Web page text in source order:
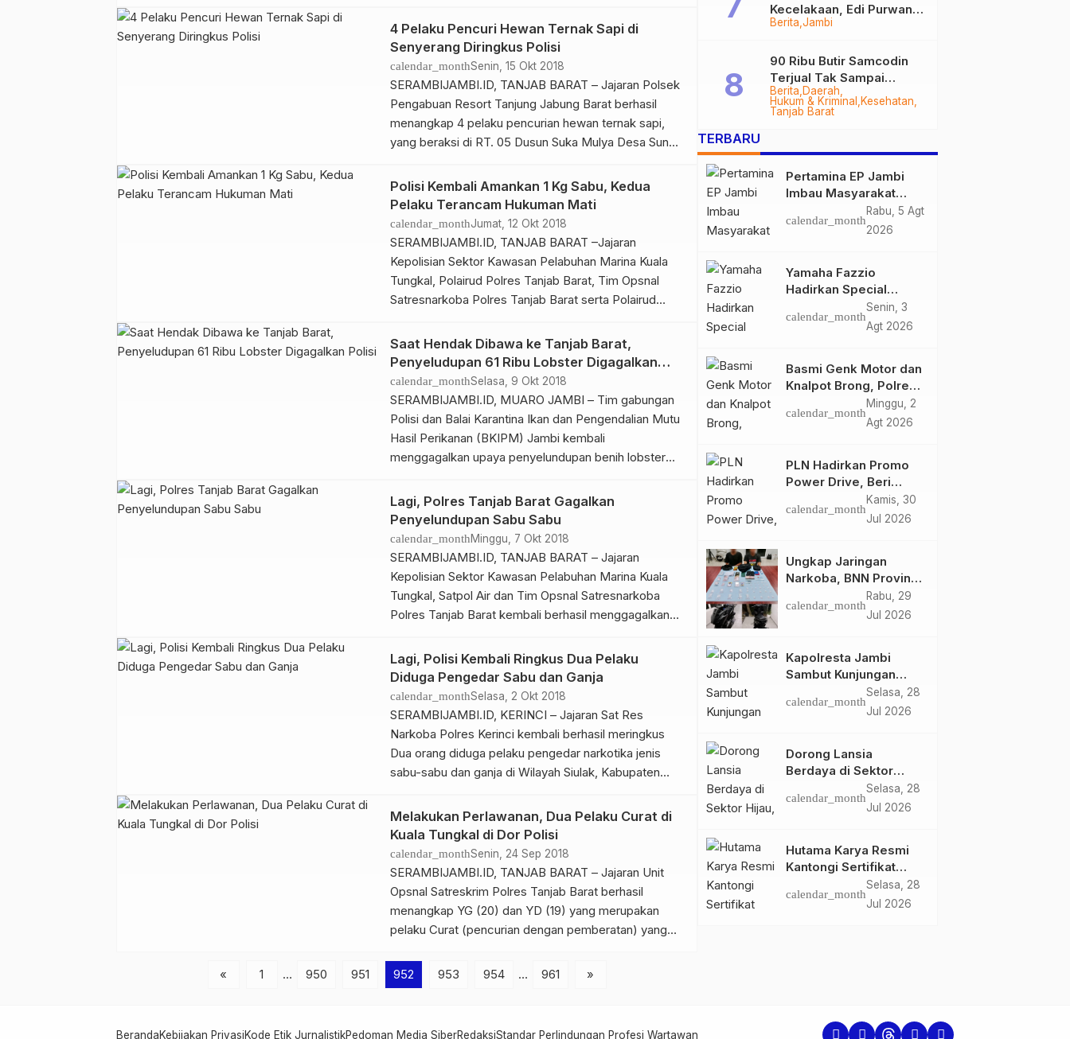
minggu (7/10/18) lalu, di Pasar Blok D Kelurahan
Pandan Jaya, Kecamatan Geragai, Kabupaten Tanjab
Timur. BACA JUGA : Mendengar Percakapan “Bos
Dapat Lagi Korban Dua […]
4 Pelaku Pencuri Hewan Ternak Sapi di
Senyerang Diringkus Polisi
calendar_monthSenin, 15 Okt 2018
SERAMBIJAMBI.ID, TANJAB BARAT – Jajaran Polsek
Pengabuan Resort Tanjung Jabung Barat berhasil
menangkap 4 pelaku pencurian hewan ternak sapi,
yang beraksi di RT. 05 Dusun Suka Mulya Desa Sungai
barat, Minggu (14/10/18). Keempat pelaku tersebut
yakni AS (23) merupakan warga KM. 04 Kelurahan
Tebing Tinggi Kecamatan Tebing Tinggi, pelaku MT
[…]
Polisi Kembali Amankan 1 Kg Sabu, Kedua
Pelaku Terancam Hukuman Mati
calendar_monthJumat, 12 Okt 2018
SERAMBIJAMBI.ID, TANJAB BARAT –Jajaran
Kepolisian Sektor Kawasan Pelabuhan Marina Kuala
Tungkal, Polairud Polres Tanjab Barat, Tim Opsnal
Satresnarkoba Polres Tanjab Barat serta Polairud
orang pelaku penyelundupan narkotika jenis sabu-
sabu yang diduga dari Malaysia, Sabtu (06/10/18)
sekira pukul 17.00 di Pelabuhan Marina Kuala Tungkal.
Kapolres Tanjab Barat AKBP ADG Sinaga, […]
Saat Hendak Dibawa ke Tanjab Barat,
Penyeludupan 61 Ribu Lobster Digagalkan
Polisi
calendar_monthSelasa, 9 Okt 2018
SERAMBIJAMBI.ID, MUARO JAMBI – Tim gabungan
Polisi dan Balai Karantina Ikan dan Pengendalian Mutu
Hasil Perikanan (BKIPM) Jambi kembali
menggagalkan upaya penyelundupan benih lobster
Lampung itu saat hendak dibawa ke perairan laut
Tanjung Jabung Barat (Tanjab Barat) Jambi menuju
Singapore. “Benih lobster itu diangkut dengan
menggunakan mobil Pick […]
Lagi, Polres Tanjab Barat Gagalkan
Penyelundupan Sabu Sabu
calendar_monthMinggu, 7 Okt 2018
SERAMBIJAMBI.ID, TANJAB BARAT – Jajaran
Kepolisian Sektor Kawasan Pelabuhan Marina Kuala
Tungkal, Satpol Air dan Tim Opsnal Satresnarkoba
Polres Tanjab Barat kembali berhasil menggagalkan
Batam, Sabtu (06/10/18) sekira pukul 17.50 di
Pelabuhan Marina Kuala Tungkal. Berdasarkan
informasi dari warga yang dihimpun serambijambi.id,
dua orang pelaku (laki laki dan perempuan, […]
Lagi, Polisi Kembali Ringkus Dua Pelaku
Diduga Pengedar Sabu dan Ganja
calendar_monthSelasa, 2 Okt 2018
SERAMBIJAMBI.ID, KERINCI – Jajaran Sat Res
Narkoba Polres Kerinci kembali berhasil meringkus
Dua orang diduga pelaku pengedar narkotika jenis
sabu-sabu dan ganja di Wilayah Siulak, Kabupaten
“Kedua orang yang ditangkap ini yakni
berinisial AH dan ES Kedua pelaku tersebut ditangkap
ditempat yang sama. Terduga pelaku ditangkap di
Desa Pasar Siulak Gedang Kecamatan Siulak
Kabupaten Kerinci. Kasat […]
Melakukan Perlawanan, Dua Pelaku Curat di
Kuala Tungkal di Dor Polisi
calendar_monthSenin, 24 Sep 2018
SERAMBIJAMBI.ID, TANJAB BARAT – Jajaran Unit
Opsnal Satreskrim Polres Tanjab Barat berhasil
menangkap YG (20) dan YD (19) yang merupakan
pelaku Curat (pencurian dengan pemberatan) yang
bertambat di gudang Ikan tepi Sungai Pengabuan,
Kelurahan Tungkal Harapan, Kecamatan Tungkal Ilir,
« 1 … 950 951 952 953 954 … 961 »
Berita Jambi
Kecelakaan, Edi Purwanto
Targetkan Jalan Lintas
2028
Berita Daerah
Hukum & Kriminal
Kesehatan
Tanjab Barat
90 Ribu Butir Samcodin
Terjual Tak Sampai
Setahun, Indra Safari
Desak Audit Menyeluruh
TERBARU
Pertamina EP Jambi
Imbau Masyarakat
Tidak Beraktivitas di
Atas Jalur Pipa Migas
calendar_month
Rabu, 5 Agt
2026
Yamaha Fazzio
Hadirkan Special
Edition Sunset Blue,
Tampilkan Nuansa
calendar_month
Senin, 3
Agt 2026
Basmi Genk Motor dan
Knalpot Brong, Polres
Tanjab Barat Amankan
Belasan Kendaraan
calendar_month
Minggu, 2
Agt 2026
PLN Hadirkan Promo
Power Drive, Beri
Diskon Tambah Daya
50% di Ajang GIIAS
calendar_month
Kamis, 30
Jul 2026
Ungkap Jaringan
Narkoba, BNN Provinsi
Jambi dan Bea Cukai
Amankan Sembilan
Gram Sabu
calendar_month
Rabu, 29
Jul 2026
Kapolresta Jambi
Sambut Kunjungan
Ketua dan Pengurus
PWI Kota Jambi
calendar_month
Selasa, 28
Jul 2026
Dorong Lansia
Berdaya di Sektor
Hijau, Pertamina EP
Jambi Gagas
calendar_month
Selasa, 28
Jul 2026
Hutama Karya Resmi
Kantongi Sertifikat
Persetujuan Laik
Fungsi Struktur
calendar_month
Selasa, 28
Jul 2026
BerandaKebijakan PrivasiKode Etik JurnalistikPedoman Media SiberRedaksiStandar Perlindungan Profesi Wartawan